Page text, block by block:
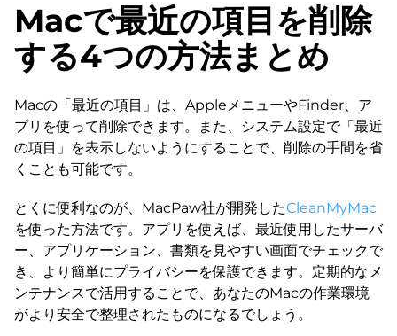
Macで最近の項目を削除
する4つの方法まとめ
Macの「最近の項目」は、AppleメニューやFinder、ア
プリを使って削除できます。また、システム設定で「最近
の項目」を表示しないようにすることで、削除の手間を省
くことも可能です。
とくに便利なのが、MacPaw社が開発したCleanMyMac
を使った方法です。アプリを使えば、最近使用したサーバ
ー、アプリケーション、書類を見やすい画面でチェックで
き、より簡単にプライバシーを保護できます。定期的なメ
ンテナンスで活用することで、あなたのMacの作業環境
がより安全で整理されたものになるでしょう。